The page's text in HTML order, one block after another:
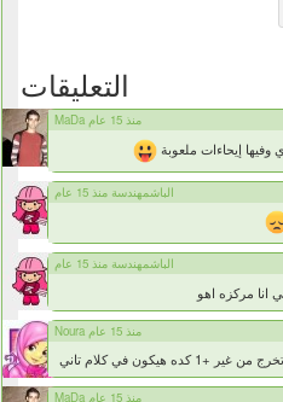
التعليقات
MaDa منذ 15 عام
وفيها إيحاءات ملعوبة
الباشمهندسة منذ 15 عام
الباشمهندسة منذ 15 عام
Noura منذ 15 عام
في كلام تاني
MaDa منذ 15 عام